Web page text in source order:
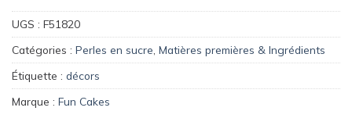
UGS : F51820
Catégories : Perles en sucre, Matières premières & Ingrédients
Étiquette : décors
Marque : Fun Cakes